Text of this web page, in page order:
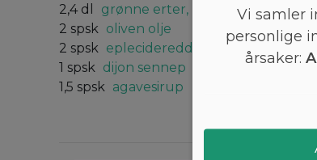
2,4 dl
grønne erter, blancherte
2 spsk oliven olje
2 spsk eplecidereddik
1 spsk dijon sennep
1,5 spsk agavesirup
Vi samler
personlige
årsaker: